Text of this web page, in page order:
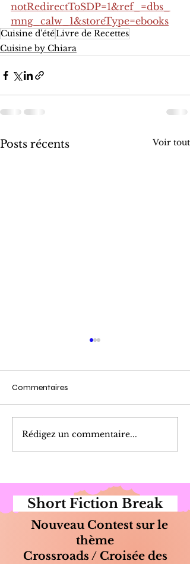
notRedirectToSDP=1&ref_=dbs_
mng_calw_1&storeType=ebooks
Cuisine d'étéLivre de Recettes
Cuisine by Chiara
Posts récents Voir tout
Cueillette du Matin
Commentaires
Rédigez un commentaire...
Short Fiction Break
Nouveau Contest sur le
thème
Crossroads / Croisée des